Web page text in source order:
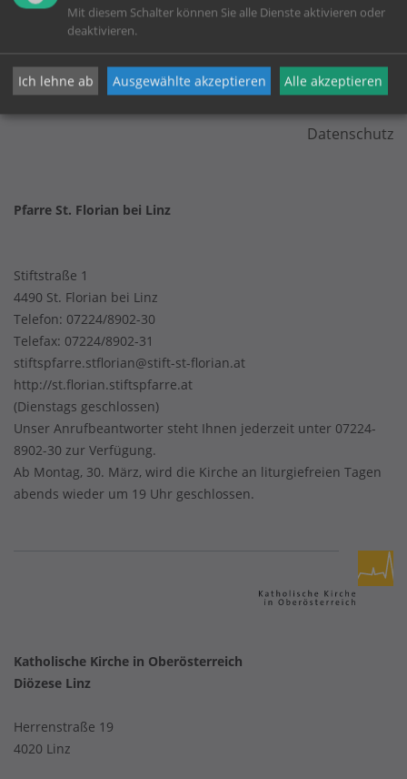
Datenschutz
Pfarre St. Florian bei Linz
Stiftstraße 1
4490 St. Florian bei Linz
Telefon: 07224/8902-30
Telefax: 07224/8902-31
stiftspfarre.stflorian@stift-st-florian.at
http://st.florian.stiftspfarre.at
(Dienstags geschlossen)
Unser Anrufbeantworter steht Ihnen jederzeit unter 07224-
8902-30 zur Verfügung.
Ab Montag, 30. März, wird die Kirche an liturgiefreien Tagen
abends wieder um 19 Uhr geschlossen.
Katholische Kirche in Oberösterreich
Diözese Linz
Herrenstraße 19
4020 Linz
Mit diesem Schalter können Sie alle Dienste aktivieren oder
deaktivieren.
Ich lehne ab Ausgewählte akzeptieren Alle akzeptieren